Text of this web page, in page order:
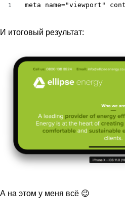
1 meta name="viewport"
И итоговый результат:
А на этом у меня всё 😉